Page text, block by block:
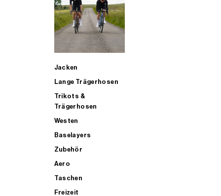
Jacken
Lange Trägerhosen
Trikots &
Trägerhosen
Westen
Baselayers
Zubehör
Aero
Taschen
Freizeit
ALLE TRIATHLONARTIKEL FÜR MÄNNER KAUFEN